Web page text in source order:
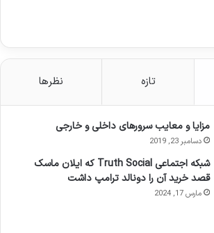
تازه نظرها
مزایا و معایب سرورهای داخلی و خارجی
دسامبر 23, 2019
شبکه اجتماعی Truth Social که ایلان ماسک
قصد خرید آن را دونالد ترامپ داشت
مارس 17, 2024